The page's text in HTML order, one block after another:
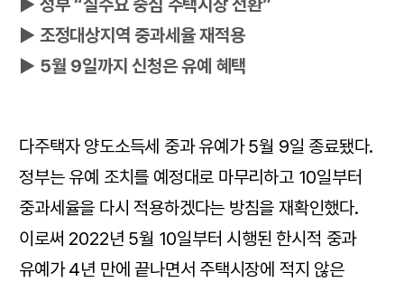
▶ 정부 “실수요 중심 주택시장 전환”
▶ 조정대상지역 중과세율 재적용
▶ 5월 9일까지 신청은 유예 혜택
다주택자 양도소득세 중과 유예가 5월 9일 종료됐다.
정부는 유예 조치를 예정대로 마무리하고 10일부터
중과세율을 다시 적용하겠다는 방침을 재확인했다.
이로써 2022년 5월 10일부터 시행된 한시적 중과
유예가 4년 만에 끝나면서 주택시장에 적지 않은